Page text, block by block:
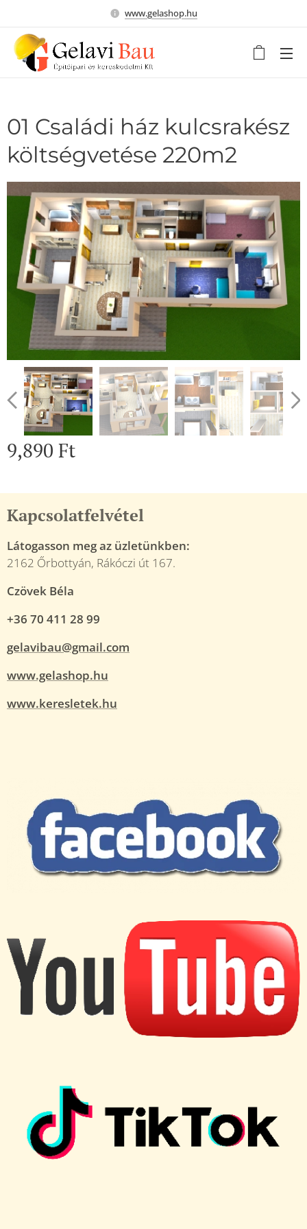
www.gelashop.hu
01 Családi ház kulcsrakész
költségvetése 220m2
9,890 Ft
Kapcsolatfelvétel
Látogasson meg az üzletünkben:
2162 Őrbottyán, Rákóczi út 167.
Czövek Béla
+36 70 411 28 99
gelavibau@gmail.com
www.gelashop.hu
www.keresletek.hu